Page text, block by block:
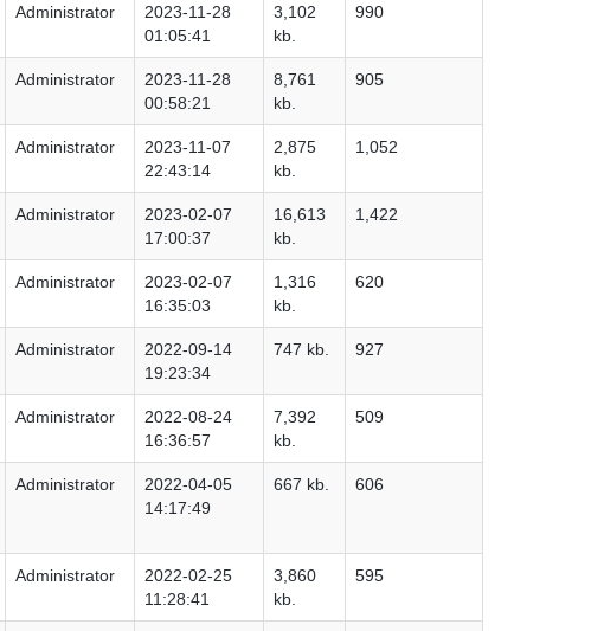
Administrator
2023-11-28
01:05:41
3,102
kb.
990
Administrator
2023-11-28
00:58:21
8,761
kb.
905
Administrator
2023-11-07
22:43:14
2,875
kb.
1,052
Administrator
2023-02-07
17:00:37
16,613
kb.
1,422
Administrator
2023-02-07
16:35:03
1,316
kb.
620
Administrator
2022-09-14
19:23:34
747 kb. 927
Administrator
2022-08-24
16:36:57
7,392
kb.
509
Administrator
2022-04-05
14:17:49
667 kb. 606
Administrator
2022-02-25
11:28:41
3,860
kb.
595